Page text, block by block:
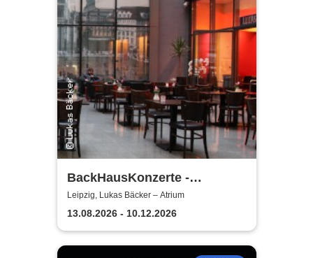
BackHausKonzerte -
Kammermusik mit der
Sinfonia Leipzig
Leipzig, Lukas Bäcker – Atrium
13.08.2026 - 10.12.2026